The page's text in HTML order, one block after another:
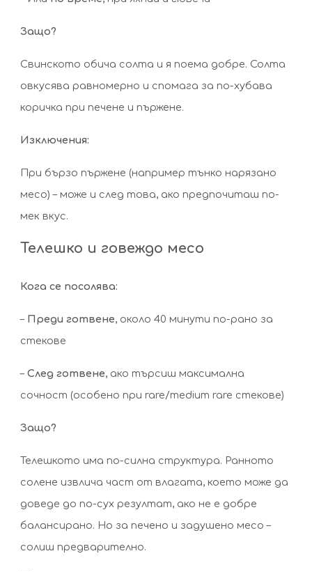
Защо?
Свинското обича солта и я поема добре. Солта
овкусява равномерно и спомага за по-хубава
коричка при печене и пържене.
Изключения:
При бързо пържене (например тънко нарязано
месо) – може и след това, ако предпочиташ по-
мек вкус.
Телешко и говеждо месо
Кога се посолява:
– Преди готвене, около 40 минути по-рано за
стекове
– След готвене, ако търсиш максимална
сочност (особено при rare/medium rare стекове)
Защо?
Телешкото има по-силна структура. Ранното
солене извлича част от влагата, което може да
доведе до по-сух резултат, ако не е добре
балансирано. Но за печено и задушено месо –
солиш предварително.